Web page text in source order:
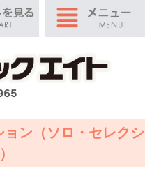
ン（ソロ・セレクシ